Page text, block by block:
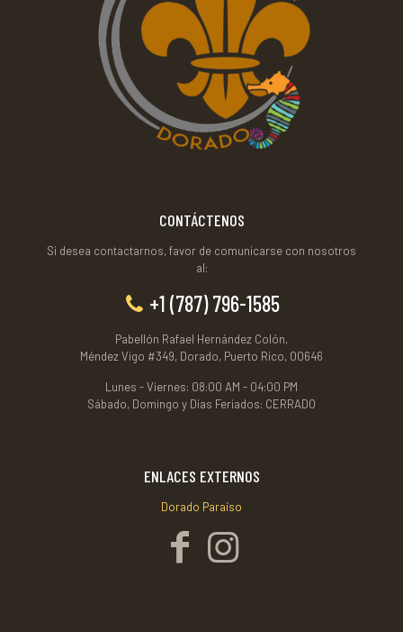
CONTÁCTENOS
Si desea contactarnos, favor de comunicarse con nosotros
al:
+1 (787) 796-1585
Pabellón Rafael Hernández Colón,
Méndez Vigo #349, Dorado, Puerto Rico, 00646
Lunes - Viernes: 08:00 AM - 04:00 PM
Sábado, Domingo y Días Feriados: CERRADO
ENLACES EXTERNOS
Dorado Paraíso